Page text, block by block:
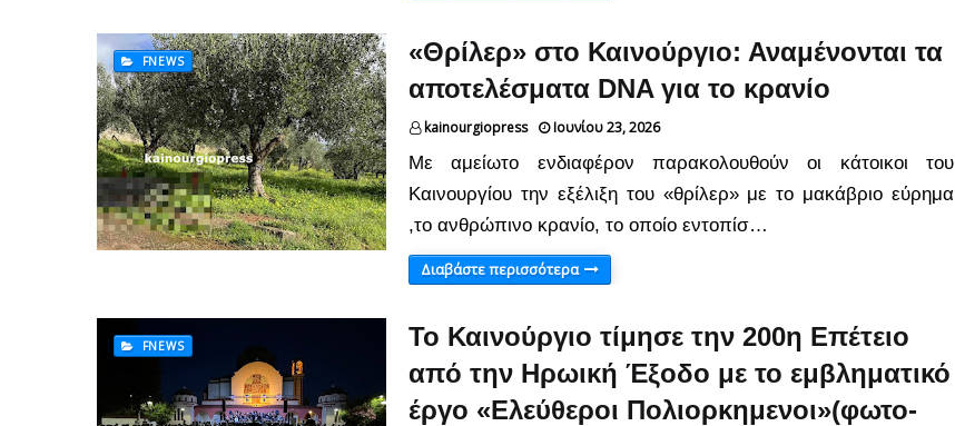
FNEWS
«Θρίλερ» στο Καινούργιο: Αναμένονται τα
αποτελέσματα DNA για το κρανίο
kainourgiopress Ιουνίου 23, 2026
Με αμείωτο ενδιαφέρον παρακολουθούν οι κάτοικοι του
Καινουργίου την εξέλιξη του «θρίλερ» με το μακάβριο εύρημα
,το ανθρώπινο κρανίο, το οποίο εντοπίσ…
Διαβάστε περισσότερα
FNEWS
Το Καινούργιο τίμησε την 200η Επέτειο
από την Ηρωική Έξοδο με το εμβληματικό
έργο «Ελεύθεροι Πολιορκημενοι»(φωτο-